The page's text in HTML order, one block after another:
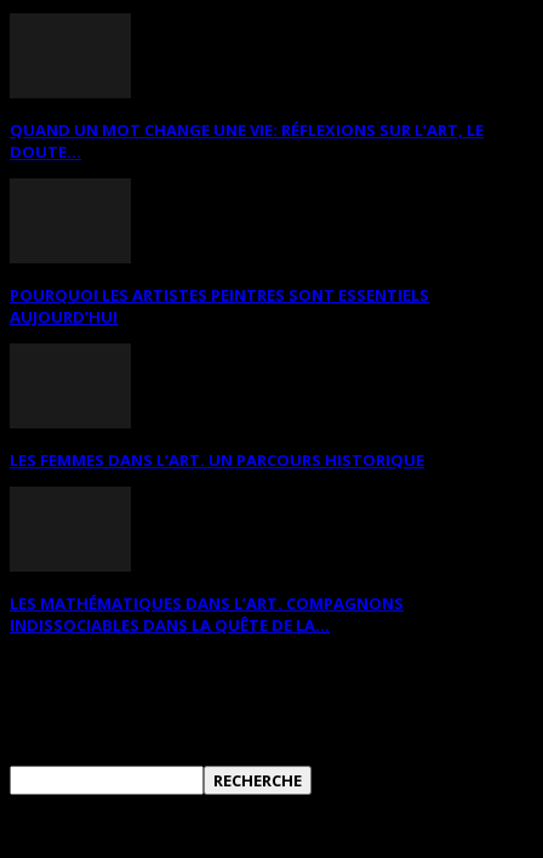
QUAND UN MOT CHANGE UNE VIE: RÉFLEXIONS SUR L’ART, LE
DOUTE...
POURQUOI LES ARTISTES PEINTRES SONT ESSENTIELS
AUJOURD’HUI
LES FEMMES DANS L’ART. UN PARCOURS HISTORIQUE
LES MATHÉMATIQUES DANS L’ART. COMPAGNONS
INDISSOCIABLES DANS LA QUÊTE DE LA...